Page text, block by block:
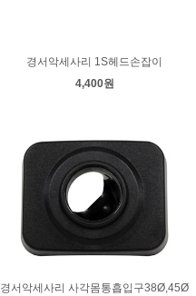
경서악세사리 1S헤드손잡이
4,400원
경서악세사리 사각몸통흡입구38Ø,45Ø